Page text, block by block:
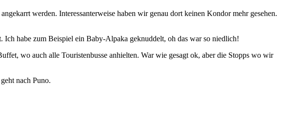
werden. Interessanterweise haben wir genau dort keinen Kondor mehr gesehen.
Ich habe zum Beispiel ein Baby-Alpaka geknuddelt, oh das war so niedlich!
wo auch alle Touristenbusse anhielten. War wie gesagt ok, aber die Stopps wo wir
nach Puno.